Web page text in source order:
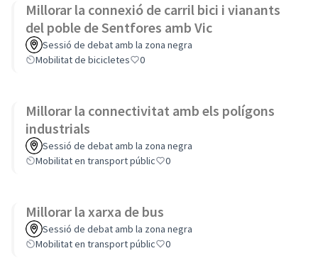
Millorar la connexió de carril bici i vianants
del poble de Sentfores amb Vic
Sessió de debat amb la zona negra
Mobilitat de bicicletes
0
Millorar la connectivitat amb els polígons
industrials
Sessió de debat amb la zona negra
Mobilitat en transport públic
0
Millorar la xarxa de bus
Sessió de debat amb la zona negra
Mobilitat en transport públic
0